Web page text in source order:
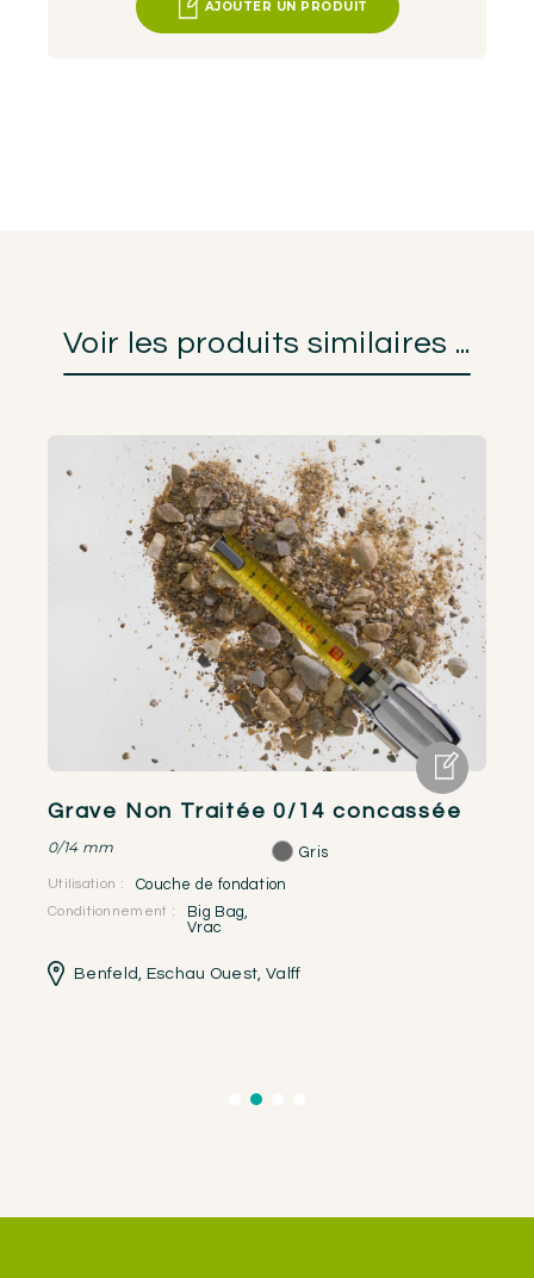
AJOUTER UN PRODUIT
Voir les produits similaires ...
Grave Non Traitée 0/14 concassée
0/14 mm Gris
Utilisation : Couche de fondation
Conditionnement : Big Bag,
Vrac
Benfeld, Eschau Ouest, Valff